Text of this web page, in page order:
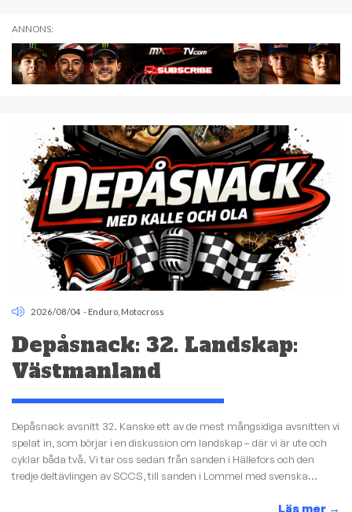
ANNONS:
2026/08/04 - Enduro Motocross
Depåsnack: 32. Landskap:
Västmanland
Depåsnack avsnitt 32. Kanske ett av de mest mångsidiga avsnitten vi
spelat in, som börjar i en diskussion om landskap – där vi är ute och
cyklar båda två. Vi tar oss sedan från sanden i Hällefors och den
tredje deltävlingen av SCCS, till sanden i Lommel med svenska...
Läs mer →